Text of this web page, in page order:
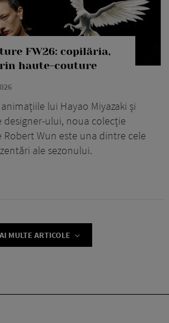
FW26: copilăria,
haute-couture
lui Hayao Miyazaki și
ului, noua colecție
Wun este una dintre cele
ale sezonului.
MULTE ARTICOLE